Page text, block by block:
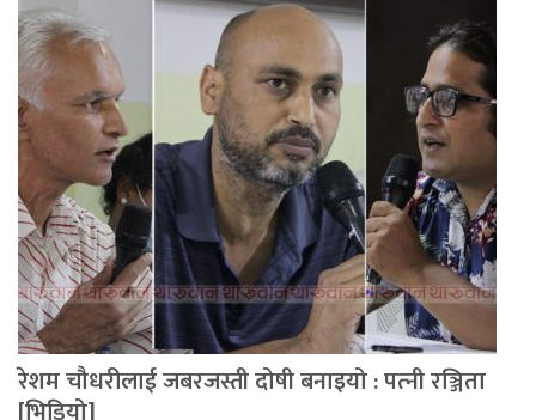
रेशम चौधरीलाई जबरजस्ती दोषी बनाइयो : पत्‍नी रञ्जिता